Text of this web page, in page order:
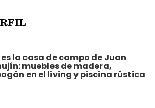
la casa de campo de Juan
muebles de madera,
en el living y piscina rústica